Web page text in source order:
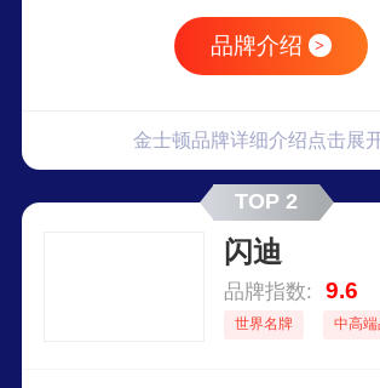
品牌介绍 >
金士顿品牌详细介绍点击展
TOP 2
闪迪
品牌指数: 9.6
世界名牌 中高